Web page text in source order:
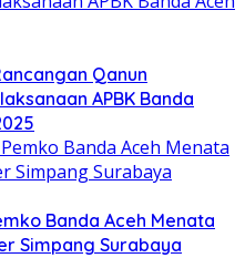
Qanun
APBK Banda
Banda Aceh Menata
Simpang Surabaya